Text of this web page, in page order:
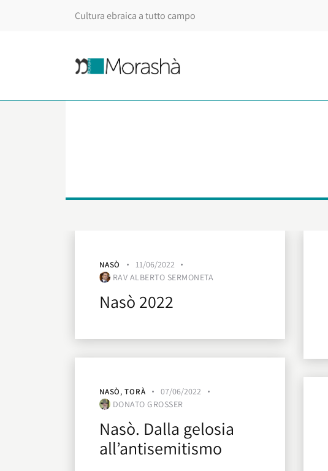
Cultura ebraica a tutto campo
NASÒ
11/06/2022
RAV ALBERTO SERMONETA
Nasò 2022
NASÒ,TORÀ
07/06/2022
DONATO GROSSER
Nasò. Dalla gelosia
all’antisemitismo